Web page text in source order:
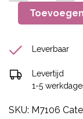
Leverbaar
Levertijd
1-5
SKU: M7106